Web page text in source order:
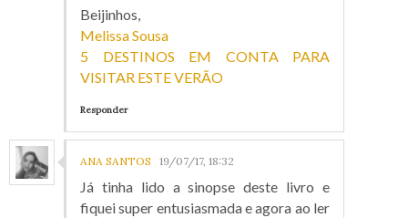
Beijinhos,
Melissa Sousa
5 DESTINOS EM CONTA PARA
VISITAR ESTE VERÃO
Responder
ANA SANTOS 19/07/17, 18:32
Já tinha lido a sinopse deste livro e
fiquei super entusiasmada e agora ao ler